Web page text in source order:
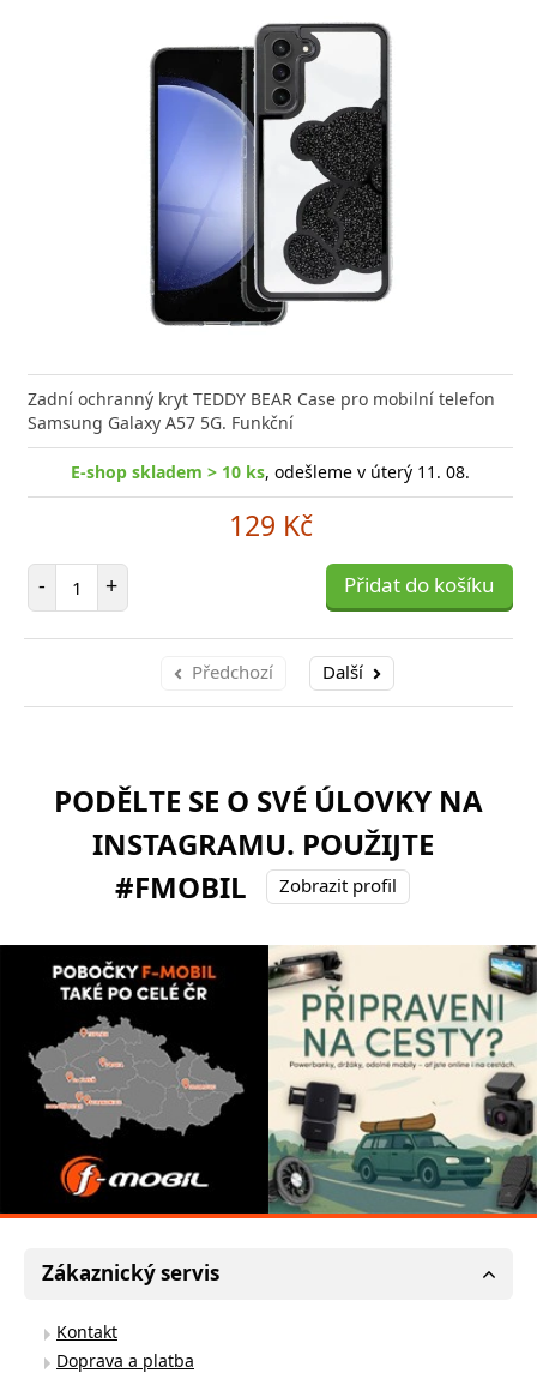
Zadní ochranný kryt TEDDY BEAR Case pro mobilní telefon
Samsung Galaxy A57 5G. Funkční
E-shop skladem > 10 ks, odešleme v úterý 11. 08.
129 Kč
- Počet položek
+ Přidat do košíku
Předchozí Další
PODĚLTE SE O SVÉ ÚLOVKY NA
INSTAGRAMU. POUŽIJTE
#FMOBIL
Zobrazit profil
Zákaznický servis
Kontakt
Doprava a platba